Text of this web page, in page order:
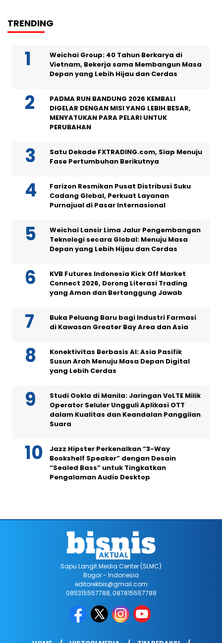
TRENDING
Weichai Group: 40 Tahun Berkarya di
Vietnam, Bekerja sama Membangun Masa
Depan yang Lebih Hijau dan Cerdas
PADMA RUN BANDUNG 2026 KEMBALI
DIGELAR DENGAN MISI YANG LEBIH BESAR,
MENYATUKAN PARA PELARI UNTUK
PERUBAHAN
Satu Dekade FXTRADING.com, Siap Menuju
Fase Pertumbuhan Berikutnya
Farizon Resmikan Pusat Distribusi Suku
Cadang Global, Perkuat Layanan
Purnajual di Pasar Internasional
Weichai Lansir Lima Jalur Pengembangan
Teknologi secara Global: Menuju Masa
Depan yang Lebih Hijau dan Cerdas
KVB Futures Indonesia Kick Off Market
Connect 2026, Dorong Literasi Trading
yang Aman dan Bertanggung Jawab
Buka Peluang Baru bagi Industri Farmasi
di Kawasan Greater Bay Area dan Asia
Konektivitas Berbasis AI: Asia Pasifik
Susun Arah Menuju Masa Depan Digital
yang Lebih Cerdas
Studi Ookla di Manila: Jaringan VoLTE Milik
Operator Seluler Ungguli Aplikasi OTT
dalam Kualitas dan Keandalan Panggilan
Suara
Jazz Hipster Perkenalkan “3-Way
Bookshelf Speaker” dengan Desain
“Sealed Bass” untuk Tingkatkan
Pengalaman Audio Desktop
Sapu Langit Media Center (SLMC)
Bogor - Indonesia
editorekbis@gmail.com
085315557788, 087815557788